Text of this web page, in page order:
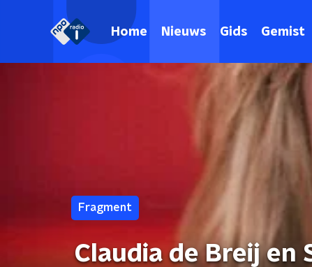
Home Nieuws Gids Gemist
Fragment
Claudia de Breij en